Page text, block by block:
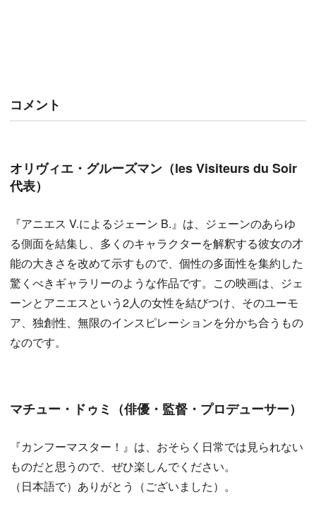
コメント
オリヴィエ・グルーズマン（les Visiteurs du Soir
代表）
『アニエス V.によるジェーン B.』は、ジェーンのあらゆ
る側面を結集し、多くのキャラクターを解釈する彼女の才
能の大きさを改めて示すもので、個性の多面性を集約した
驚くべきギャラリーのような作品です。この映画は、ジェ
ーンとアニエスという2人の女性を結びつけ、そのユーモ
ア、独創性、無限のインスピレーションを分かち合うもの
なのです。
マチュー・ドゥミ（俳優・監督・プロデューサー）
『カンフーマスター！』は、おそらく日常では見られない
ものだと思うので、ぜひ楽しんでください。
（日本語で）ありがとう（ございました）。